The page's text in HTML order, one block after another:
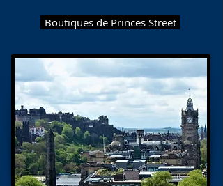
Boutiques de Princes Street